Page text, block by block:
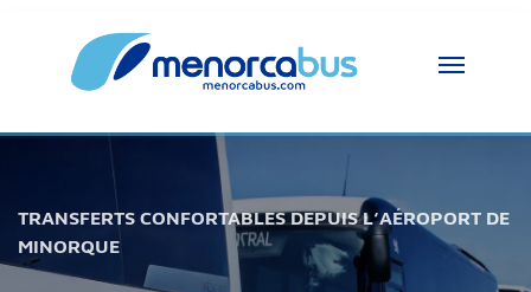
TRANSFERTS CONFORTABLES DEPUIS L’AÉROPORT DE
MINORQUE